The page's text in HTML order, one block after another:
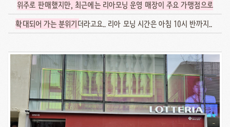
위주로 판매했지만, 최근에는 리아모닝 운영 매장이 주요 가맹점으로
확대되어 가는 분위기더라고요.. 리아 모닝 시간은 아침 10시 반까지..